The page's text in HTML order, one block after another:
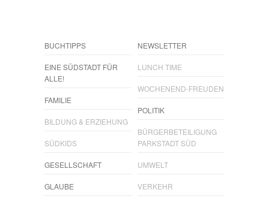
BUCHTIPPS
EINE SÜDSTADT FÜR
ALLE!
FAMILIE
BILDUNG & ERZIEHUNG
SÜDKIDS
GESELLSCHAFT
GLAUBE
NEWSLETTER
LUNCH TIME
WOCHENEND-FREUDEN
POLITIK
BÜRGERBETEILIGUNG
PARKSTADT SÜD
UMWELT
VERKEHR